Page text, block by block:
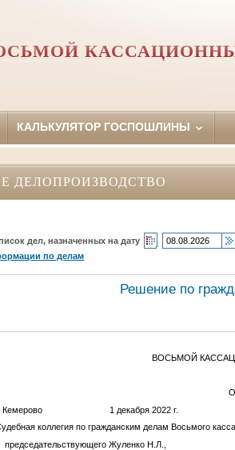
КАЛЬКУЛЯТОР ГОСПОШЛИНЫ
ДЕЛОПРОИЗВОДСТВО
дел, назначенных на дату
по делам
Решение по
ВОСЬМОЙ
Кемерово 1 декабря 2022 г.
коллегия по гражданским делам Восьмого
Жуленко Н.Л.,